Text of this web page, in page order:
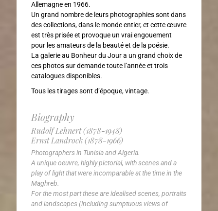
Allemagne en 1966.
Un grand nombre de leurs photographies sont dans
des collections, dans le monde entier, et cette œuvre
est très prisée et provoque un vrai engouement
pour les amateurs de la beauté et de la poésie.
La galerie au Bonheur du Jour a un grand choix de
ces photos sur demande toute l’année et trois
catalogues disponibles.
Tous les tirages sont d’époque, vintage.
Biography
Rudolf Lehnert (1878-1948)
Ernst Landrock (1878-1966)
Photographers in Tunisia and Algeria.
A unique oeuvre, highly pictorial, with scenes and a
play of light that were incomparable at the time in the
Maghreb.
For the most part these are idealised scenes, portraits
and landscapes (including sumptuous views of